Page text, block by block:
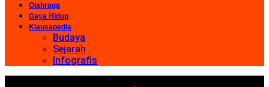
Olahraga
Gaya Hidup
Klausapedia
Budaya
Sejarah
Infografis